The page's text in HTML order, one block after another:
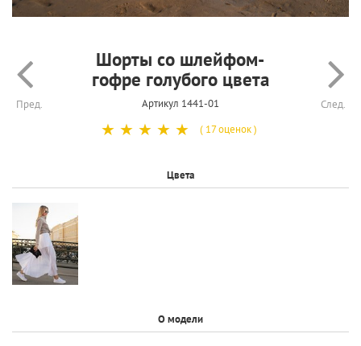
Пред.
Шорты со шлейфом-
гофре голубого цвета
Артикул 1441-01 След.
☆
☆
☆
☆
☆ ( 17 оценок )
Цвета
О модели